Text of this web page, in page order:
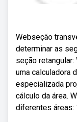
Webseção
determinar as
seção
uma calculadora
especializada
cálculo da área.
diferentes áreas: